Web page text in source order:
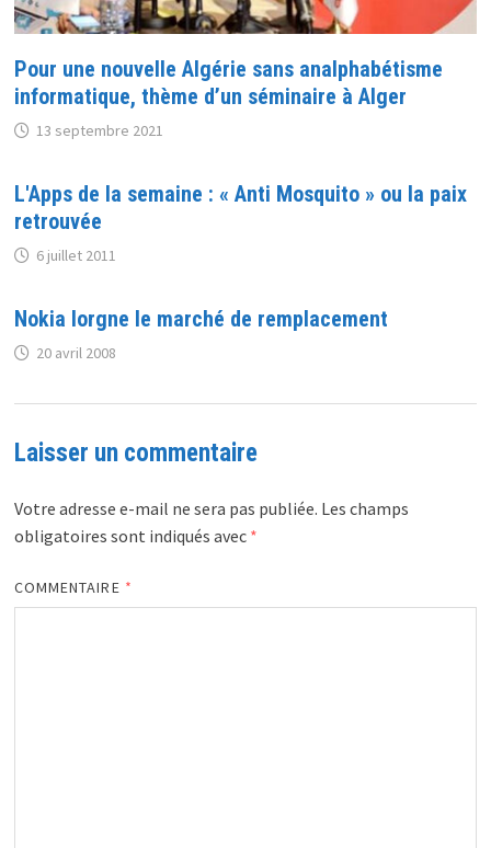
Pour une nouvelle Algérie sans analphabétisme
informatique, thème d’un séminaire à Alger
13 septembre 2021
L'Apps de la semaine : « Anti Mosquito » ou la paix
retrouvée
6 juillet 2011
Nokia lorgne le marché de remplacement
20 avril 2008
Laisser un commentaire
Votre adresse e-mail ne sera pas publiée. Les champs
obligatoires sont indiqués avec *
COMMENTAIRE *